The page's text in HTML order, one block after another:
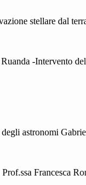
stellare dal
-Intervento
astronomi
Francesca